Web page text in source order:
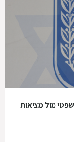
מול מציאות